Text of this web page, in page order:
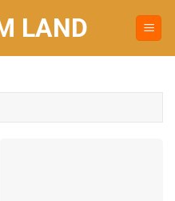
LAND